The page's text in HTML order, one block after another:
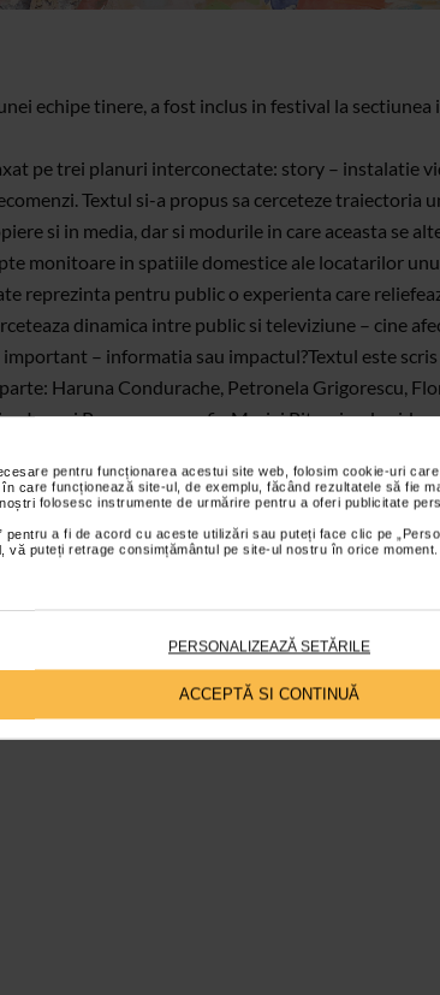
pentru funcționarea acestui site web, folosim cookie-uri
care funcționează site-ul, de exemplu, făcând rezultatele să fie
folosesc instrumente de urmărire pentru a oferi publicitate
pentru a fi de acord cu aceste utilizări sau puteți face clic pe
vă puteți retrage consimțământul pe site-ul nostru în orice moment.
PERSONALIZEAZĂ SETĂRILE
ACCEPTĂ SI CONTINUĂ
echipe tinere, a fost inclus in festival la
pe trei planuri interconectate: story – instalatie
Textul si-a propus sa cerceteze traiectoria
si in media, dar si modurile in care aceasta se
monitoare in spatiile domestice ale locatarilor
reprezinta pentru public o experienta care
dinamica intre public si televiziune – cine
important – informatia sau impactul?Textul este
Haruna Condurache, Petronela Grigorescu,
Ioanei Paun, scenografia Mariei Pitea, iar de